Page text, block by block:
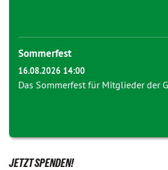
Sommerfest
16.08.2026 14:00
Das Sommerfest für Mitglieder der
JETZT SPENDEN!